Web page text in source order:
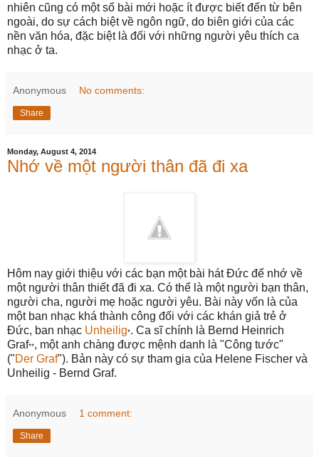
nhiên cũng có một số bài mới hoặc ít được biết đến từ bên
ngoài, do sự cách biệt về ngôn ngữ, do biên giới của các
nền văn hóa, đặc biệt là đối với những người yêu thích ca
nhạc ở ta.
Anonymous No comments:
Share
Monday, August 4, 2014
Nhớ về một người thân đã đi xa
Hôm nay giới thiệu với các bạn một bài hát Đức để nhớ về
một người thân thiết đã đi xa. Có thể là một người bạn thân,
người cha, người mẹ hoặc người yêu. Bài này vốn là của
một ban nhạc khá thành công đối với các khán giả trẻ ở
Đức, ban nhạc Unheilig*. Ca sĩ chính là Bernd Heinrich
Graf**, một anh chàng được mệnh danh là "Công tước"
("Der Graf"). Bản này có sự tham gia của Helene Fischer và
Unheilig - Bernd Graf.
Anonymous 1 comment:
Share